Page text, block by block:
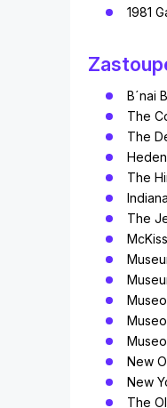
1981
B´nai
The
The
The
The
New
New
The